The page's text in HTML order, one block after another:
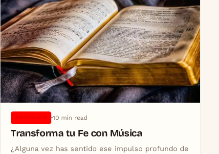
10 min read
Transforma tu Fe con Música
¿Alguna vez has sentido ese impulso profundo de